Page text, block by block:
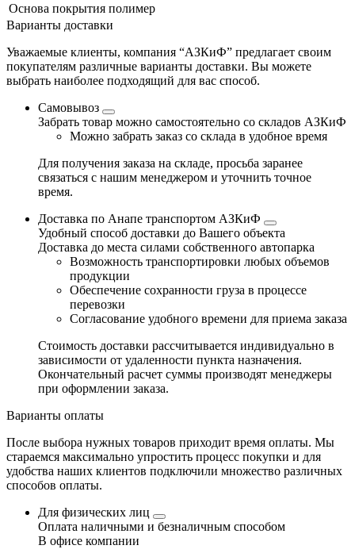
Основа покрытия полимер
Варианты доставки
Уважаемые клиенты, компания “АЗКиФ” предлагает своим
покупателям различные варианты доставки. Вы можете
выбрать наиболее подходящий для вас способ.
Самовывоз
Забрать товар можно самостоятельно со складов АЗКиФ
Можно забрать заказ со склада в удобное время
Для получения заказа на складе, просьба заранее
связаться с нашим менеджером и уточнить точное
время.
Доставка по Анапе транспортом АЗКиФ
Удобный способ доставки до Вашего объекта
Доставка до места силами собственного автопарка
Возможность транспортировки любых объемов
продукции
Обеспечение сохранности груза в процессе
перевозки
Согласование удобного времени для приема заказа
Стоимость доставки рассчитывается индивидуально в
зависимости от удаленности пункта назначения.
Окончательный расчет суммы производят менеджеры
при оформлении заказа.
Варианты оплаты
После выбора нужных товаров приходит время оплаты. Мы
стараемся максимально упростить процесс покупки и для
удобства наших клиентов подключили множество различных
способов оплаты.
Для физических лиц
Оплата наличными и безналичным способом
В офисе компании